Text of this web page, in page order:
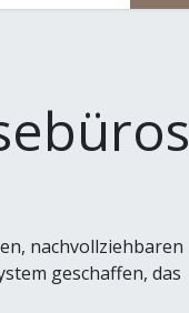
nachvollziehbaren
geschaffen, das